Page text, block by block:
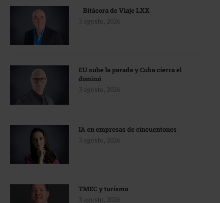
Bitácora de Viaje LXX
3 agosto, 2026
EU sube la parada y Cuba cierra el
dominó
3 agosto, 2026
IA en empresas de cincuentones
3 agosto, 2026
TMEC y turismo
3 agosto, 2026